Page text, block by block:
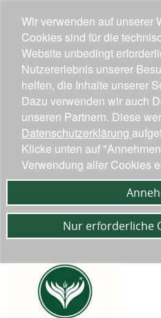
Wir verwenden auf unserer
Cookies sind für die
Website unbedingt
Nutzererlebnis unserer
helfen, die Inhalte unserer
Dazu verwenden wir auch
unseren Partnern. Diese
Datenschutzerklärung
Klicke unten auf
Verwendung aller Cookies
Nur erforderliche